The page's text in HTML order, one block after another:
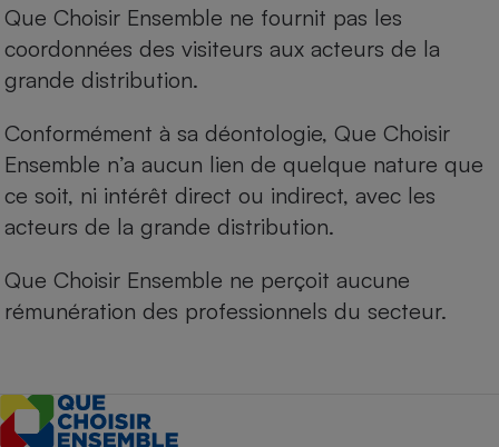
Que Choisir Ensemble ne fournit pas les
coordonnées des visiteurs aux acteurs de la
grande distribution.
Conformément à sa déontologie, Que Choisir
Ensemble n’a aucun lien de quelque nature que
ce soit, ni intérêt direct ou indirect, avec les
acteurs de la grande distribution.
Que Choisir Ensemble ne perçoit aucune
rémunération des professionnels du secteur.